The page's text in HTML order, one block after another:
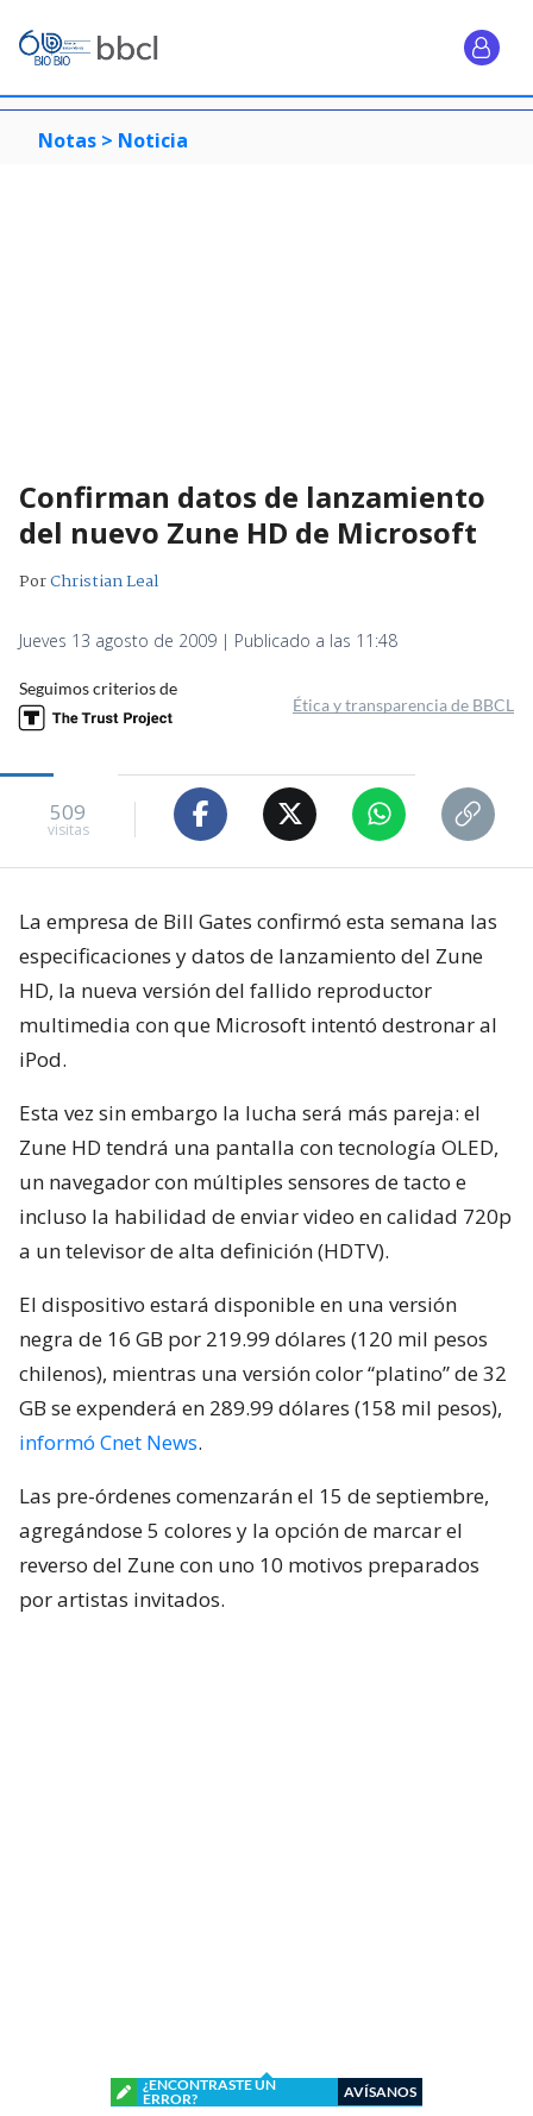
Notas > Noticia
Confirman datos de lanzamiento
del nuevo Zune HD de Microsoft
PorChristian Leal
Jueves 13 agosto de 2009 | Publicado a las 11:48
Seguimos criterios de
Ética y transparencia de BBCL
509
visitas
La empresa de Bill Gates confirmó esta semana las
especificaciones y datos de lanzamiento del Zune
HD, la nueva versión del fallido reproductor
multimedia con que Microsoft intentó destronar al
iPod.
Esta vez sin embargo la lucha será más pareja: el
Zune HD tendrá una pantalla con tecnología OLED,
un navegador con múltiples sensores de tacto e
incluso la habilidad de enviar video en calidad 720p
a un televisor de alta definición (HDTV).
El dispositivo estará disponible en una versión
negra de 16 GB por 219.99 dólares (120 mil pesos
chilenos), mientras una versión color “platino” de 32
GB se expenderá en 289.99 dólares (158 mil pesos),
informó Cnet News.
Las pre-órdenes comenzarán el 15 de septiembre,
agregándose 5 colores y la opción de marcar el
reverso del Zune con uno 10 motivos preparados
por artistas invitados.
¿ENCONTRASTE UN
ERROR?
AVÍSANOS